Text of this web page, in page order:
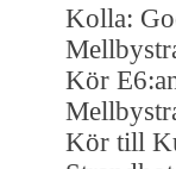
Kolla:
Kör
Kör till